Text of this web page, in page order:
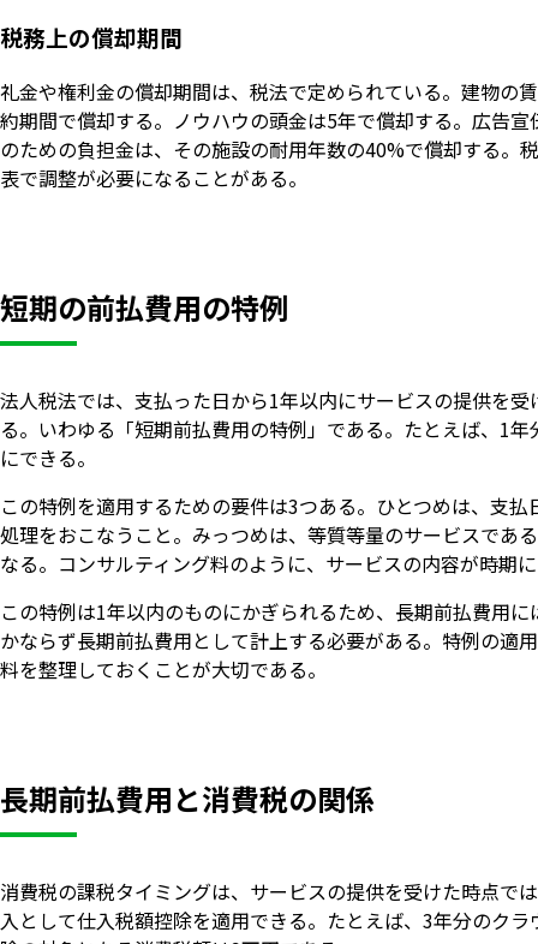
税務上の償却期間
礼金や権利金の償却期間は、税法で定められている。建物の
約期間で償却する。ノウハウの頭金は5年で償却する。広告
のための負担金は、その施設の耐用年数の40%で償却する。
表で調整が必要になることがある。
短期の前払費用の特例
法人税法では、支払った日から1年以内にサービスの提供を
る。いわゆる「短期前払費用の特例」である。たとえば、1
にできる。
この特例を適用するための要件は3つある。ひとつめは、支
処理をおこなうこと。みっつめは、等質等量のサービスであ
なる。コンサルティング料のように、サービスの内容が時期
この特例は1年以内のものにかぎられるため、長期前払費用
かならず長期前払費用として計上する必要がある。特例の適
料を整理しておくことが大切である。
長期前払費用と消費税の関係
消費税の課税タイミングは、サービスの提供を受けた時点で
入として仕入税額控除を適用できる。たとえば、3年分のク